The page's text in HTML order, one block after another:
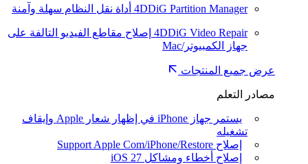
4DDiG Partition Manager أداة نقل النظام سهلة وآمنة
4DDiG Video Repair إصلاح مقاطع الفيديو التالفة على
جهاز الكمبيوتر/Mac
عرض جميع المنتجات
مصادر التعلم
يستمر جهاز iPhone في إظهار شعار Apple وإيقاف
تشغيله
إصلاح Support Apple Com/iPhone/Restore
إصلاح أخطاء ومشاكل iOS 27